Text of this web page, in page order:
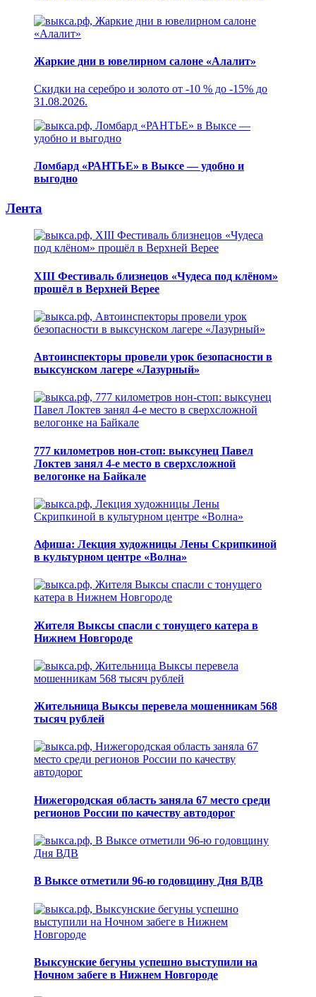
Жаркие дни в ювелирном салоне «Алалит»
Скидки на серебро и золото от -10 % до -15% до
31.08.2026.
Ломбард «РАНТЬЕ» в Выксе — удобно и
выгодно
Лента
XIII Фестиваль близнецов «Чудеса под клёном»
прошёл в Верхней Верее
Автоинспекторы провели урок безопасности в
выксунском лагере «Лазурный»
777 километров нон-стоп: выксунец Павел
Локтев занял 4-е место в сверхсложной
велогонке на Байкале
Афиша: Лекция художницы Лены Скрипкиной
в культурном центре «Волна»
Жителя Выксы спасли с тонущего катера в
Нижнем Новгороде
Жительница Выксы перевела мошенникам 568
тысяч рублей
Нижегородская область заняла 67 место среди
регионов России по качеству автодорог
В Выксе отметили 96-ю годовщину Дня ВДВ
Выксунские бегуны успешно выступили на
Ночном забеге в Нижнем Новгороде